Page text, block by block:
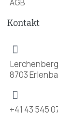
AGB
Kontakt
8703
+41 43 545